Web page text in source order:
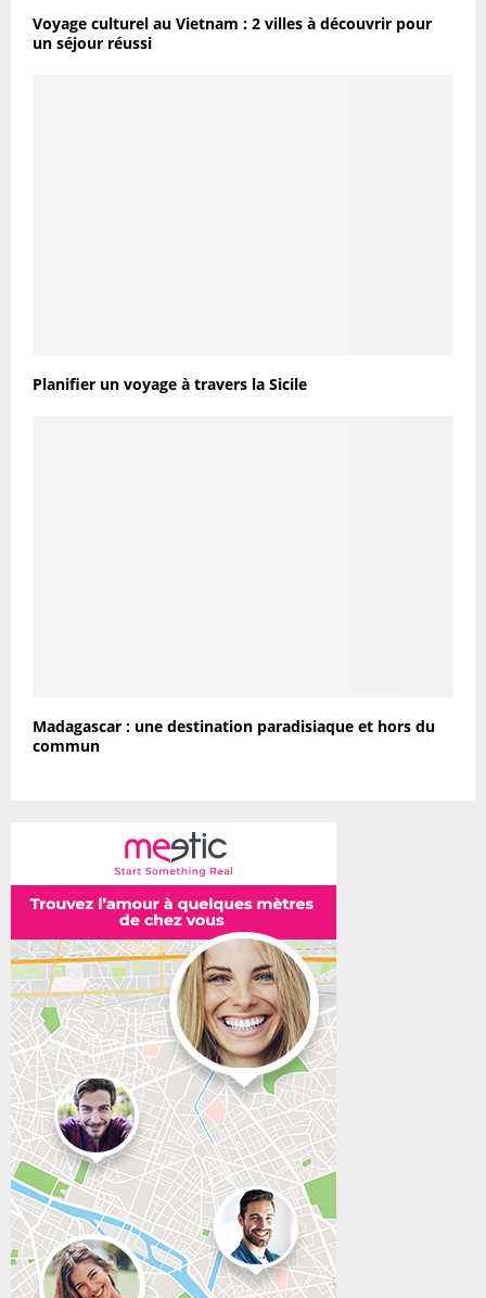
Voyage culturel au Vietnam : 2 villes à découvrir pour
un séjour réussi
Planifier un voyage à travers la Sicile
Madagascar : une destination paradisiaque et hors du
commun